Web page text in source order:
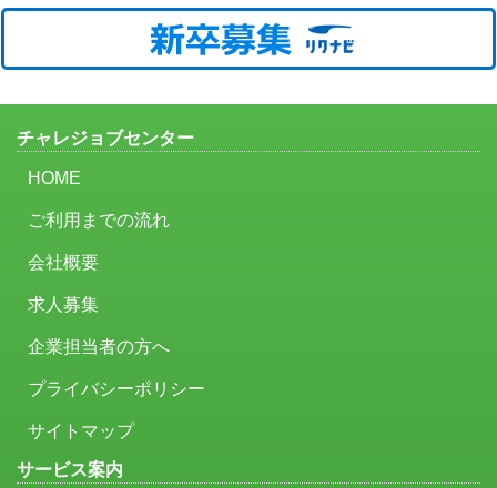
チャレジョブセンター
HOME
ご利用までの流れ
会社概要
求人募集
企業担当者の方へ
プライバシーポリシー
サイトマップ
サービス案内